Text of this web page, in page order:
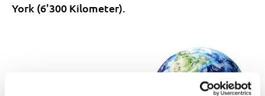
York (6'300 Kilometer).